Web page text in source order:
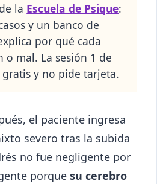
la Escuela de Psique:
y un banco de
por qué cada
o mal. La sesión 1 de
gratis y no pide tarjeta.
el paciente ingresa
severo tras la subida
no fue negligente por
porque su cerebro